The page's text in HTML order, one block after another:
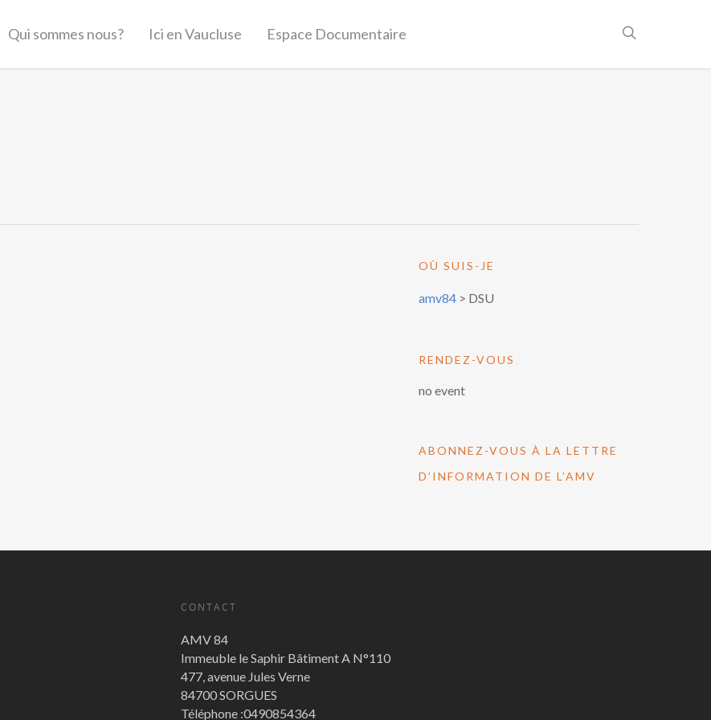
Qui sommes nous? Ici en Vaucluse Espace Documentaire
OÙ SUIS-JE
amv84 > DSU
RENDEZ-VOUS
no event
ABONNEZ-VOUS À LA LETTRE
D’INFORMATION DE L’AMV
CONTACT
AMV 84
Immeuble le Saphir Bâtiment A N°110
477, avenue Jules Verne
84700 SORGUES
Téléphone :0490854364